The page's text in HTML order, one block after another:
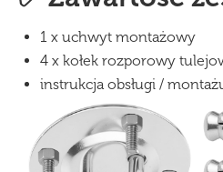
1 x uchwyt montażowy
4 x kołek rozporowy
instrukcja obsługi /